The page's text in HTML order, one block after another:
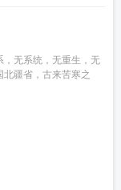
，无系统，无重生，无
疆省，古来苦寒之